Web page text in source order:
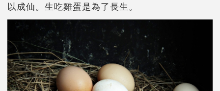
以成仙。生吃雞蛋是為了長生。